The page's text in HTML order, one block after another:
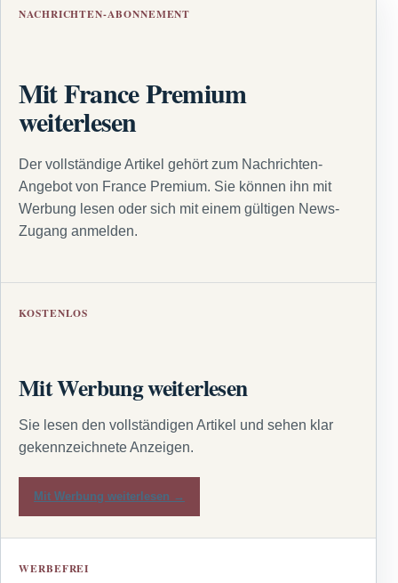
NACHRICHTEN-ABONNEMENT
Mit France Premium
weiterlesen
Der vollständige Artikel gehört zum Nachrichten-
Angebot von France Premium. Sie können ihn mit
Werbung lesen oder sich mit einem gültigen News-
Zugang anmelden.
KOSTENLOS
Mit Werbung weiterlesen
Sie lesen den vollständigen Artikel und sehen klar
gekennzeichnete Anzeigen.
Mit Werbung weiterlesen →
WERBEFREI